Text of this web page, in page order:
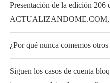
Presentación de la edición
ACTUALIZANDOME.COM,
¿Por qué nunca comemos
Siguen los casos de cuenta